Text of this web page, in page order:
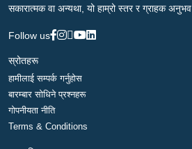
सकारात्मक वा अन्यथा, यो हाम्रो स्तर र ग्राहक
Follow us
स्रोतहरू
हामीलाई सम्पर्क गर्नुहोस
बारम्बार सोधिने प्रश्नहरू
गोपनीयता नीति
Terms & Conditions